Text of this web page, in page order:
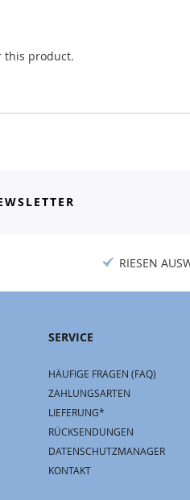
this product.
RIESEN
SERVICE
HÄUFIGE FRAGEN (FAQ)
ZAHLUNGSARTEN
LIEFERUNG*
RÜCKSENDUNGEN
DATENSCHUTZMANAGER
KONTAKT